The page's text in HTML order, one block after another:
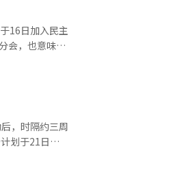
16日加入民主
会，也意味着
排班安排导
、完善薪酬待
动增加而加
目前，
，时隔约三周
划于21日中
相关人士表